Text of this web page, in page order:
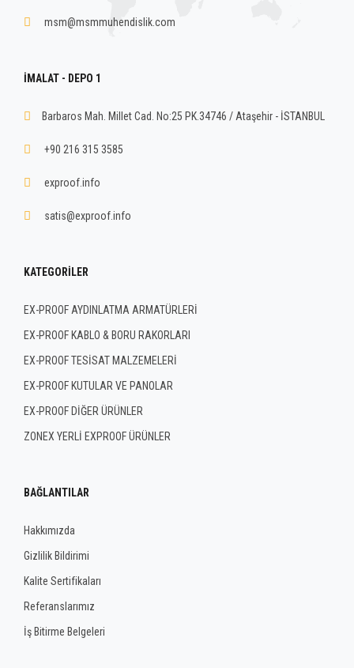
msm@msmmuhendislik.com
İMALAT - DEPO 1
Barbaros Mah. Millet Cad. No:25 PK.34746 / Ataşehir - İSTANBUL
+90 216 315 3585
exproof.info
satis@exproof.info
KATEGORILER
EX-PROOF AYDINLATMA ARMATÜRLERİ
EX-PROOF KABLO & BORU RAKORLARI
EX-PROOF TESİSAT MALZEMELERİ
EX-PROOF KUTULAR VE PANOLAR
EX-PROOF DİĞER ÜRÜNLER
ZONEX YERLİ EXPROOF ÜRÜNLER
BAĞLANTILAR
Hakkımızda
Gizlilik Bildirimi
Kalite Sertifikaları
Referanslarımız
İş Bitirme Belgeleri